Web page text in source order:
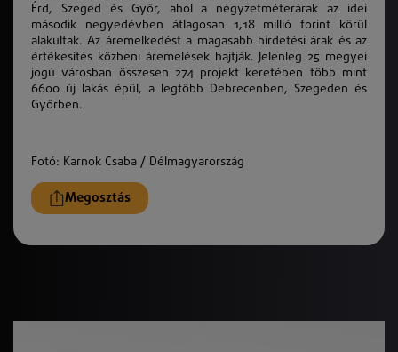
Érd, Szeged és Győr, ahol a négyzetméterárak az idei
második negyedévben átlagosan 1,18 millió forint körül
alakultak. Az áremelkedést a magasabb hirdetési árak és az
értékesítés közbeni áremelések hajtják. Jelenleg 25 megyei
jogú városban összesen 274 projekt keretében több mint
6600 új lakás épül, a legtöbb Debrecenben, Szegeden és
Győrben.
Fotó: Karnok Csaba / Délmagyarország
Megosztás